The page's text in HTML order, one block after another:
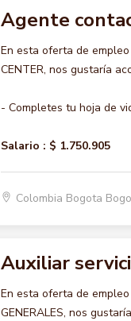
Agente
En esta oferta de
CENTER, nos gustaría
- Completes tu hoja de
Salario : $ 1.750.905
Colombia Bogota
Auxiliar
En esta oferta de
GENERALES, nos